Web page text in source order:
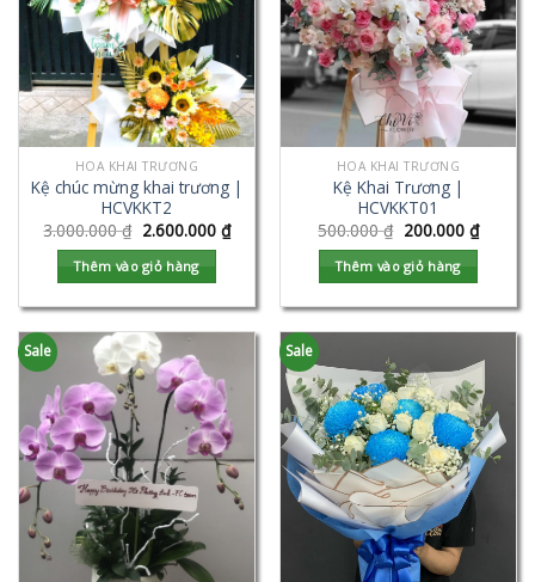
HOA KHAI TRƯƠNG
Kệ chúc mừng khai trương |
HCVKKT2
3.000.000₫ 2.600.000 ₫
Thêm vào giỏ hàng
HOA KHAI TRƯƠNG
Kệ Khai Trương |
HCVKKT01
500.000₫ 200.000 ₫
Thêm vào giỏ hàng
Sale Sale